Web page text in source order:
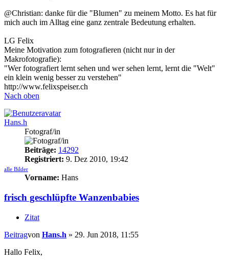
@Christian: danke für die "Blumen" zu meinem Motto. Es hat für
mich auch im Alltag eine ganz zentrale Bedeutung erhalten.
LG Felix
Meine Motivation zum fotografieren (nicht nur in der
Makrofotografie):
"Wer fotografiert lernt sehen und wer sehen lernt, lernt die "Welt"
ein klein wenig besser zu verstehen"
http://www.felixspeiser.ch
Nach oben
Hans.h
Fotograf/in
Beiträge: 14292
Registriert: 9. Dez 2010, 19:42
alle Bilder
Vorname: Hans
frisch geschlüpfte Wanzenbabies
Zitat
Beitragvon Hans.h » 29. Jun 2018, 11:55
Hallo Felix,